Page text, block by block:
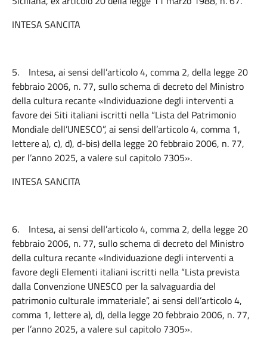
INTESA SANCITA
5. Intesa, ai sensi dell’articolo 4, comma 2, della legge 20
febbraio 2006, n. 77, sullo schema di decreto del Ministro
della cultura recante «Individuazione degli interventi a
favore dei Siti italiani iscritti nella “Lista del Patrimonio
Mondiale dell’UNESCO”, ai sensi dell’articolo 4, comma 1,
lettere a), c), d), d-bis) della legge 20 febbraio 2006, n. 77,
per l’anno 2025, a valere sul capitolo 7305».
INTESA SANCITA
6. Intesa, ai sensi dell’articolo 4, comma 2, della legge 20
febbraio 2006, n. 77, sullo schema di decreto del Ministro
della cultura recante «Individuazione degli interventi a
favore degli Elementi italiani iscritti nella “Lista prevista
dalla Convenzione UNESCO per la salvaguardia del
patrimonio culturale immateriale”, ai sensi dell’articolo 4,
comma 1, lettere a), d), della legge 20 febbraio 2006, n. 77,
per l’anno 2025, a valere sul capitolo 7305».